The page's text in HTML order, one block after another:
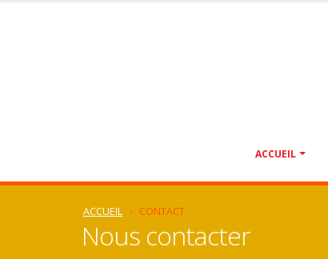
ACCUEIL
ACCUEIL CONTACT
Nous contacter